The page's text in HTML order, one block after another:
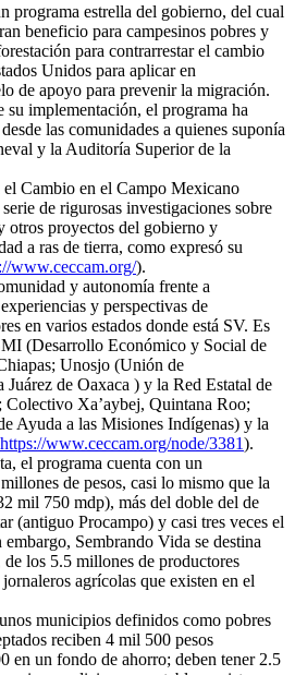
programa estrella del gobierno, del cual
beneficio para campesinos pobres y
para contrarrestar el cambio
Unidos para aplicar en
de apoyo para prevenir la migración.
su implementación, el programa ha
las comunidades a quienes suponía
y la Auditoría Superior de la
Cambio en el Campo Mexicano
de rigurosas investigaciones sobre
otros proyectos del gobierno y
a ras de tierra, como expresó su
www.ceccam.org/).
y autonomía frente a
y perspectivas de
en varios estados donde está SV. Es
(Desarrollo Económico y Social de
Unosjo (Unión de
Juárez de Oaxaca ) y la Red Estatal de
Xa’aybej, Quintana Roo;
Ayuda a las Misiones Indígenas) y la
https://www.ceccam.org/node/3381).
el programa cuenta con un
de pesos, casi lo mismo que la
mil 750 mdp), más del doble del de
(antiguo Procampo) y casi tres veces el
Sembrando Vida se destina
los 5.5 millones de productores
agrícolas que existen en el
municipios definidos como pobres
reciben 4 mil 500 pesos
en un fondo de ahorro; deben tener 2.5